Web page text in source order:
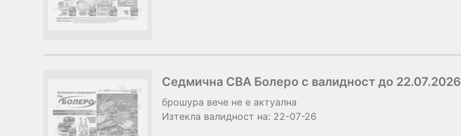
Седмична CBA Болеро с валидност до 22.07.2026
брошура вече не е актуална
Изтекла валидност на: 22-07-26